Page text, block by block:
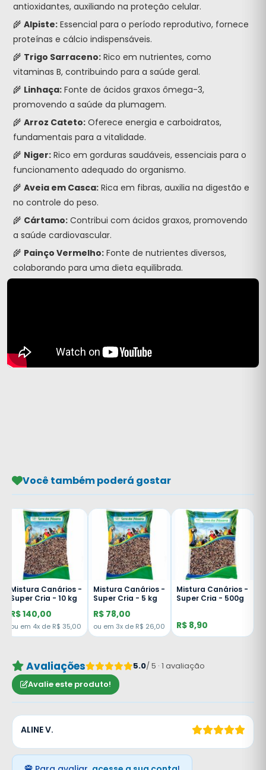
antioxidantes, auxiliando na proteção celular.
🌾 Alpiste: Essencial para o período reprodutivo, fornece
proteínas e cálcio indispensáveis.
🌾 Trigo Sarraceno: Rico em nutrientes, como
vitaminas B, contribuindo para a saúde geral.
🌾 Linhaça: Fonte de ácidos graxos ômega-3,
promovendo a saúde da plumagem.
🌾 Arroz Cateto: Oferece energia e carboidratos,
fundamentais para a vitalidade.
🌾 Niger: Rico em gorduras saudáveis, essenciais para o
funcionamento adequado do organismo.
🌾 Aveia em Casca: Rica em fibras, auxilia na digestão e
no controle do peso.
🌾 Cártamo: Contribui com ácidos graxos, promovendo
a saúde cardiovascular.
🌾 Painço Vermelho: Fonte de nutrientes diversos,
colaborando para uma dieta equilibrada.
Você também poderá gostar
Mistura Canários -
Super Cria - 10 kg
R$ 140,00
ou em 4x de R$ 35,00
Mistura Canários -
Super Cria - 5 kg
R$ 78,00
ou em 3x de R$ 26,00
Mistura Canários -
Super Cria - 500g
R$ 8,90
Avaliações 5.0/ 5 · 1 avaliação
Avalie este produto!
ALINE V.